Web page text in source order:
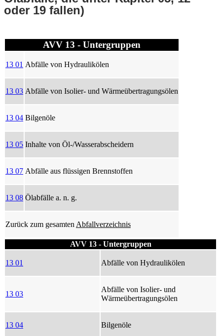
oder 19 fallen)
AVV 13 - Untergruppen
13 01 Abfälle von Hydraulikölen
13 03 Abfälle von Isolier- und Wärmeübertragungsölen
13 04 Bilgenöle
13 05 Inhalte von Öl-/Wasserabscheidern
13 07 Abfälle aus flüssigen Brennstoffen
13 08 Ölabfälle a. n. g.
Zurück zum gesamten Abfallverzeichnis
AVV 13 - Untergruppen
13 01 Abfälle von Hydraulikölen
13 03
Abfälle von Isolier- und
Wärmeübertragungsölen
13 04 Bilgenöle